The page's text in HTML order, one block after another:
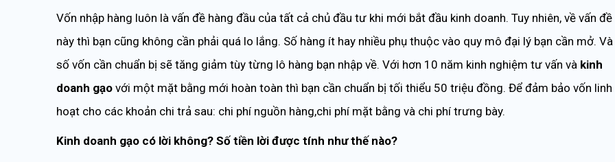
Vốn nhập hàng luôn là vấn đề hàng đầu của tất cả chủ đầu tư khi mới bắt đầu kinh doanh. Tuy nhiên, về vấn đề
này thì bạn cũng không cần phải quá lo lắng. Số hàng ít hay nhiều phụ thuộc vào quy mô đại lý bạn cần mở. Và
số vốn cần chuẩn bị sẽ tăng giảm tùy từng lô hàng bạn nhập về. Với hơn 10 năm kinh nghiệm tư vấn và kinh
doanh gạo với một mặt bằng mới hoàn toàn thì bạn cần chuẩn bị tối thiểu 50 triệu đồng. Để đảm bảo vốn linh
hoạt cho các khoản chi trả sau: chi phí nguồn hàng,chi phí mặt bằng và chi phí trưng bày.
Kinh doanh gạo có lời không? Số tiền lời được tính như thế nào?